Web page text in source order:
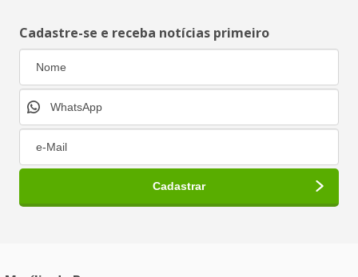
Cadastre-se e receba notícias primeiro